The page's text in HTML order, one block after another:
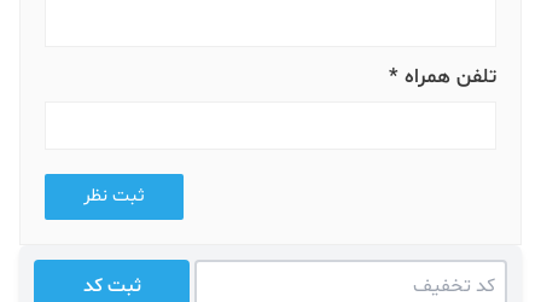
تلفن همراه *
ثبت نظر
ثبت کد